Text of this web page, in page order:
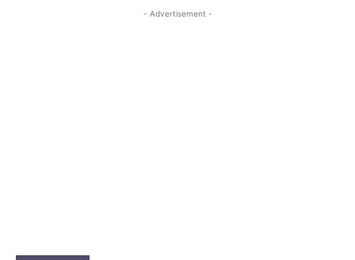
- Advertisement -